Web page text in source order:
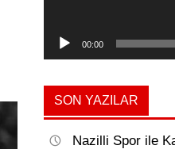
00:00
SON YAZILAR
Nazilli Spor ile